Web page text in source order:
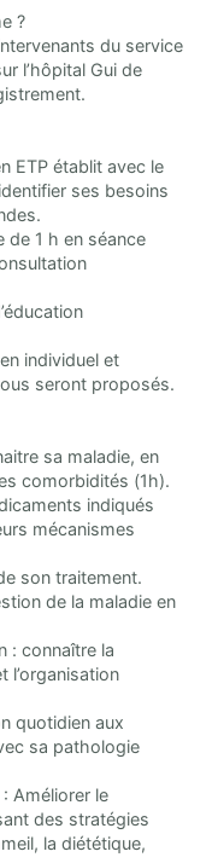
?
du service
l’hôpital Gui de
ETP établit avec le
ses besoins
de 1 h en séance
individuel et
seront proposés.
sa maladie, en
comorbidités (1h).
indiqués
mécanismes
son traitement.
de la maladie en
: connaître la
l’organisation
quotidien aux
sa pathologie
Améliorer le
des stratégies
la diététique,